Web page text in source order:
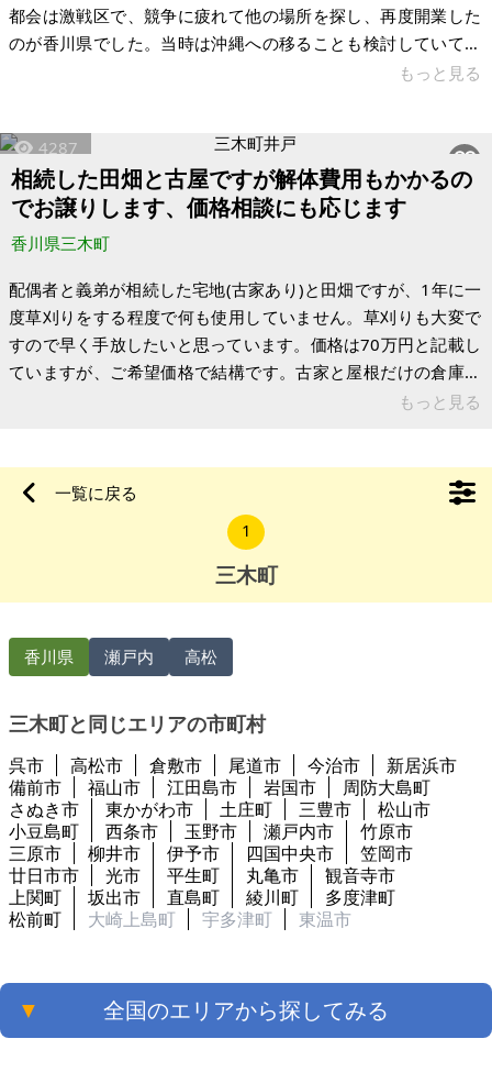
都会は激戦区で、競争に疲れて他の場所を探し、再度開業した
のが香川県でした。当時は沖縄への移ることも検討していて、
不動産屋をまわり現地の知人にも話を聞きましたが、距離が遠
住居という店舗併用住宅を建てて、長らくこの地で暮らしてお
りましたが、またステージが変わり、医院を閉めて遠方に移っ
たため、こちらは手放すことにしました。同じように開業医や
お店をやりたい方にはちょ
もっと見る
4287
相続した田畑と古屋ですが解体費用もかかるの
でお譲りします、価格相談にも応じます
香川県三木町
配偶者と義弟が相続した宅地(古家あり)と田畑ですが、1年に一
度草刈りをする程度で何も使用していません。草刈りも大変で
すので早く手放したいと思っています。価格は70万円と記載し
ていますが、ご希望価格で結構です。古家と屋根だけの倉庫が
ありますが、解体する場合は150万程度の見積もりが出ていま
ます。ただ、簡易水道がありませんので地下水利用です。建物
も耕作地も長期間未利用ですが現状渡しでお願いいたします。
【物件概要】※古屋付土地（現状渡し）となります 場所:香川県
もっと見る
一覧に戻る
1
三木町
香川県 瀬戸内 高松
三木町と同じエリアの市町村
呉市 高松市 倉敷市 尾道市 今治市
新居浜市
備前市
福山市 江田島市 岩国市
周防大島町
さぬき市
東かがわ市 土庄町 三豊市
松山市
小豆島町
西条市 玉野市 瀬戸内市
竹原市
三原市
柳井市 伊予市 四国中央市
笠岡市
廿日市市
光市 平生町 丸亀市
観音寺市
上関町
坂出市 直島町 綾川町
多度津町
松前町
大崎上島町 宇多津町 東温市
▼ 全国のエリアから探してみる